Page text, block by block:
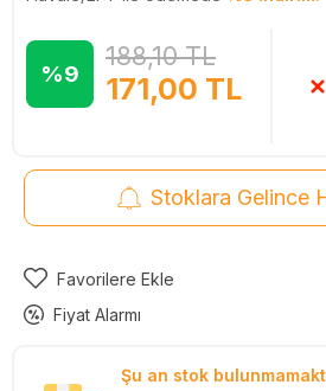
%9 171,00 TL
188,10TL
Stoklara Gelince
Favorilere Ekle
Fiyat Alarmı
Şu an stok